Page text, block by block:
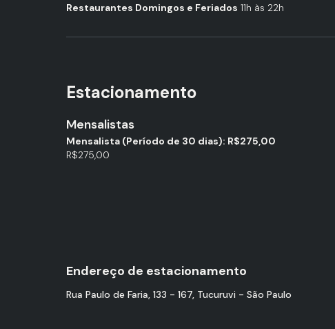
Restaurantes Domingos e Feriados 11h às 22h
Estacionamento
Mensalistas
Mensalista (Período de 30 dias): R$275,00
R$275,00
Endereço de estacionamento
Rua Paulo de Faria, 133 - 167, Tucuruvi - São Paulo